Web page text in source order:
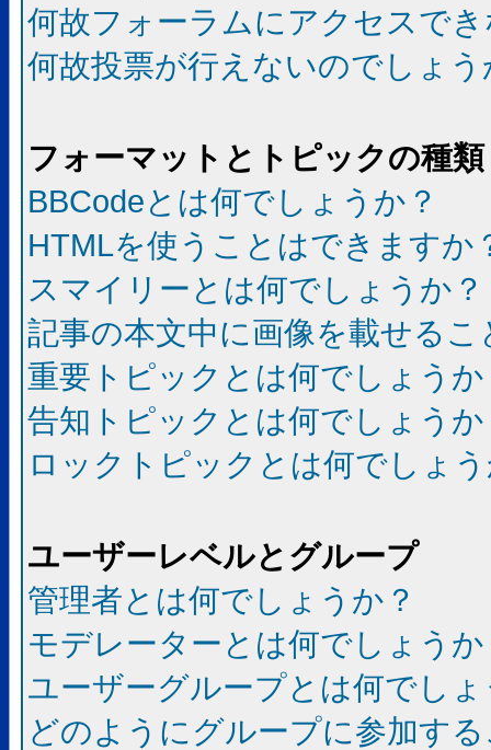
何故フォーラムにアクセスで
何故投票が行えないのでしょう
フォーマットとトピックの種類
BBCodeとは何でしょうか？
HTMLを使うことはできますか
スマイリーとは何でしょうか？
記事の本文中に画像を載せる
重要トピックとは何でしょうか
告知トピックとは何でしょうか
ロックトピックとは何でしょ
ユーザーレベルとグループ
管理者とは何でしょうか？
モデレーターとは何でしょうか
ユーザーグループとは何でし
どのようにグループに参加す